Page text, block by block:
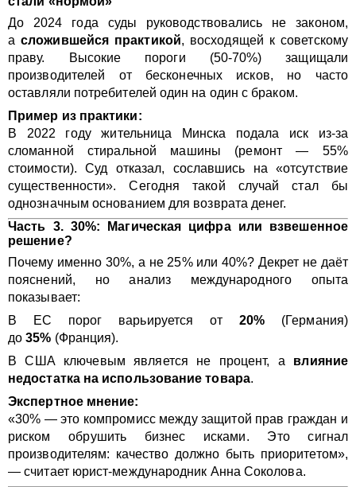
До 2024 года суды руководствовались не законом,
асложившейся практикой, восходящей к советскому
праву. Высокие пороги (50-70%) защищали
производителей от бесконечных исков, но часто
оставляли потребителей один на один с браком.
Пример из практики:
В 2022 году жительница Минска подала иск из-за
сломанной стиральной машины (ремонт — 55%
стоимости). Суд отказал, сославшись на «отсутствие
существенности». Сегодня такой случай стал бы
однозначным основанием для возврата денег.
Часть 3. 30%: Магическая цифра или взвешенное
решение?
Почему именно 30%, а не 25% или 40%? Декрет не даёт
пояснений, но анализ международного опыта
показывает:
В ЕС порог варьируется от20% (Германия)
до35% (Франция).
В США ключевым является не процент, а влияние
недостатка на использование товара.
Экспертное мнение:
«30% — это компромисс между защитой прав граждан и
риском обрушить бизнес исками. Это сигнал
производителям: качество должно быть приоритетом»,
— считает юрист-международник Анна Соколова.